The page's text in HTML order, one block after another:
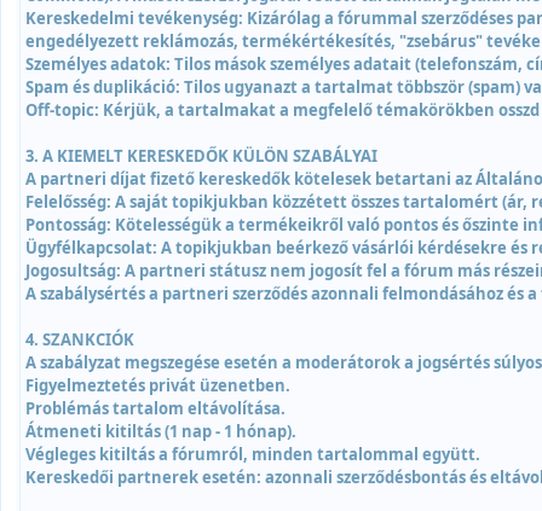
Kereskedelmi tevékenység: Kizárólag a fórummal
engedélyezett reklámozás, termékértékesítés, "zsebárus"
Személyes adatok: Tilos mások személyes adatait (telefonszám,
Spam és duplikáció: Tilos ugyanazt a tartalmat többször (spam)
Off-topic: Kérjük, a tartalmakat a megfelelő témakörökben
3. A KIEMELT KERESKEDŐK KÜLÖN SZABÁLYAI
A partneri díjat fizető kereskedők kötelesek betartani az
Felelősség: A saját topikjukban közzétett összes tartalomért
Pontosság: Kötelességük a termékeikről való pontos és őszinte
Ügyfélkapcsolat: A topikjukban beérkező vásárlói kérdésekre
Jogosultság: A partneri státusz nem jogosít fel a fórum más
A szabálysértés a partneri szerződés azonnali felmondásához
4. SZANKCIÓK
A szabályzat megszegése esetén a moderátorok a jogsértés
Figyelmeztetés privát üzenetben.
Problémás tartalom eltávolítása.
Átmeneti kitiltás (1 nap - 1 hónap).
Végleges kitiltás a fórumról, minden tartalommal együtt.
Kereskedői partnerek esetén: azonnali szerződésbontás és